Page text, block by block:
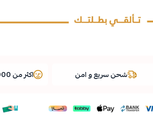
شحن سريع و امن اكثر من 20000 عميل وعميله